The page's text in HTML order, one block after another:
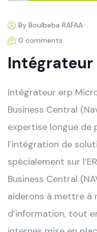
By Boulbeba RAFAA
0 comments
Intégrateur
Intégrateur erp
Business Central
expertise longue de
l’intégration de
spécialement sur
Business Central
aiderons à mettre à
d’information, tout